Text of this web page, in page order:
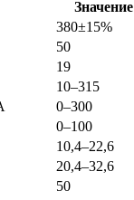
Значение
380±15%
50
19
10–315
0–300
0–100
10,4–22,6
20,4–32,6
50